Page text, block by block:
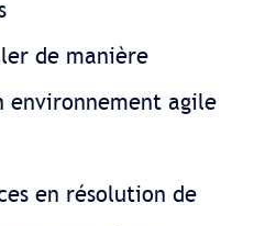
de manière
environnement agile
en résolution de